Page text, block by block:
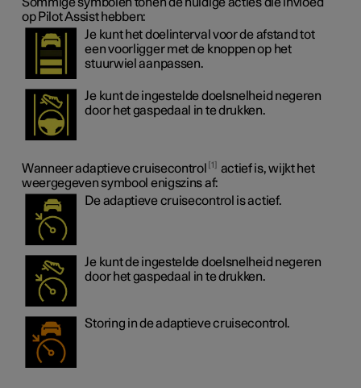
Sommige symbolen tonen de huidige acties die invloed
op Pilot Assist hebben:
Je kunt het doelinterval voor de afstand tot
een voorligger met de knoppen op het
stuurwiel aanpassen.
Je kunt de ingestelde doelsnelheid negeren
door het gaspedaal in te drukken.
Wanneer adaptieve cruisecontrol 1
actief is, wijkt het
weergegeven symbool enigszins af:
De adaptieve cruisecontrol is actief.
Je kunt de ingestelde doelsnelheid negeren
door het gaspedaal in te drukken.
Storing in de adaptieve cruisecontrol.